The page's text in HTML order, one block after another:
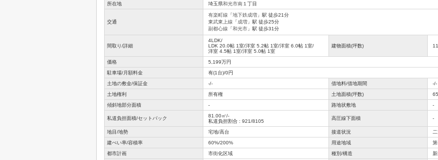
所在地 埼玉県和光市南１丁目
交通
有楽町線 「地下鉄成増 」駅 徒歩21分
東武東上線 「成増 」駅 徒歩25分
副都心線 「和光市 」駅 徒歩31分
間取り/詳細
4LDK/
LDK 20.0帖 1室/洋室 5.2帖 1室/洋室 6.0帖 1室/
洋室 4.5帖 1室/洋室 5.0帖 1室
建物面積(坪数)
価格
5,199万円
駐車場/月額料金
有(1台)/0円
土地の敷金/保証金
-/- 借地料/借地期間
-/-
土地権利
所有権 土地面積(坪数)
傾斜地部分面積
- 路地状敷地 -
私道負担面積/セットバック
81.00㎡/-
私道負担割合 : 921/8105
高圧線下面積 -
地目/地勢 宅地/高台 接道状況
建ぺい率/容積率
60%/200% 用途地域
都市計画
市街化区域 種別/構造